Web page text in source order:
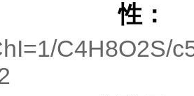
性：
C4H8O2S/